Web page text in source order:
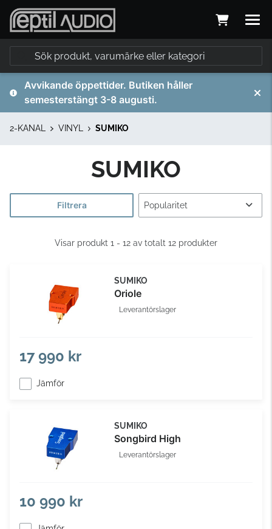
Avvikande öppettider. Butiken håller
semesterstängt 3-8 augusti.
2-KANAL VINYL SUMIKO
SUMIKO
Filtrera
Visar produkt 1 - 12 av totalt 12 produkter
SUMIKO
Oriole
Leverantörslager
17 990 kr
Jämför
SUMIKO
Songbird High
Leverantörslager
10 990 kr